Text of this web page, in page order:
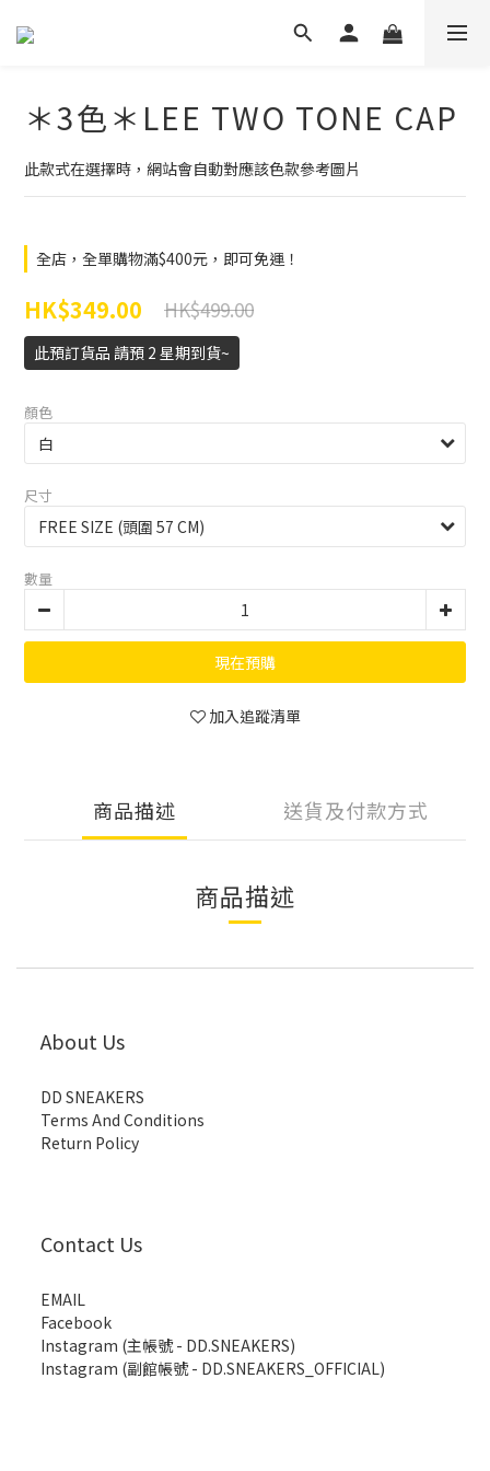
＊3色＊LEE TWO TONE CAP
此款式在選擇時，網站會自動對應該色款參考圖片
全店，全單購物滿$400元，即可免運！
HK$349.00 HK$499.00
此預訂貨品 請預 2 星期到貨~
顏色
尺寸
數量
現在預購
加入追蹤清單
商品描述 送貨及付款方式
商品描述
About Us
DD SNEAKERS
Terms And Conditions
Return Policy
Contact Us
EMAIL
Facebook
Instagram (主帳號 - DD.SNEAKERS)
Instagram (副館帳號 - DD.SNEAKERS_OFFICIAL)